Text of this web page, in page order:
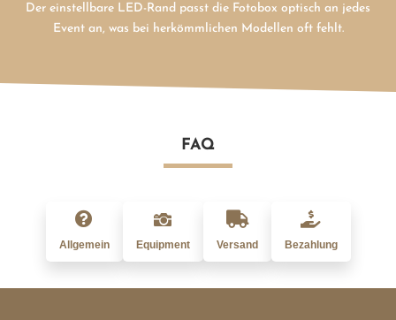
Der einstellbare LED-Rand passt die Fotobox optisch an jedes
Event an, was bei herkömmlichen Modellen oft fehlt.
FAQ

Allgemein

Equipment

Versand

Bezahlung